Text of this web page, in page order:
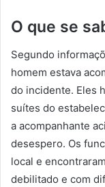
O que se
Segundo
homem estava
do incidente. Eles
suítes do
a acompanhante
desespero. Os
local e
debilitado e com